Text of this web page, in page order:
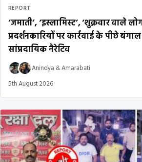
REPORT
‘जमाती’, ‘इस्लामिस्ट’, ‘शुक्रवार वाले
प्रदर्शनकारियों पर कार्रवाई के पीछे
सांप्रदायिक नैरेटिव
Anindya &Amarabati
5th August 2026